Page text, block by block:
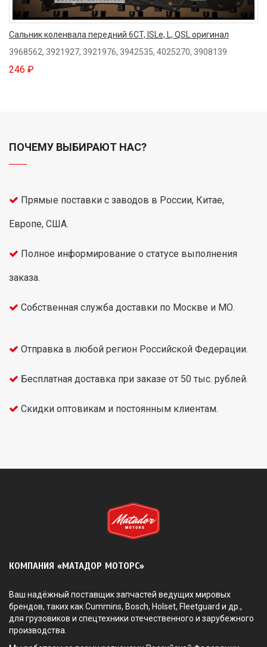
Сальник коленвала передний 6CT, ISLe, L, QSL оригинал
3968562, 3921927, 3921976, 3942535, 4025270, 3908139
246 ₽
ПОЧЕМУ ВЫБИРАЮТ НАС?
Прямые поставки с заводов в России, Китае,
Европе, США.
Полное информирование о статусе выполнения
заказа.
Собственная служба доставки по Москве и МО.
Отправка в любой регион Российской Федерации.
Бесплатная доставка при заказе от 50 тыс. рублей.
Скидки оптовикам и постоянным клиентам.
КОМПАНИЯ «МАТАДОР МОТОРС»
Ваш надёжный поставщик запчастей ведущих мировых
брендов, таких как Cummins, Bosch, Holset, Fleetguard и др.,
для грузовиков и спецтехники отечественного и зарубежного
производства.